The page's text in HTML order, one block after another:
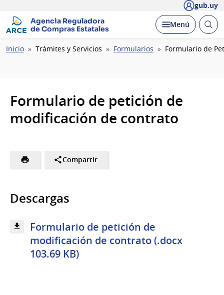
gub.uy
Agencia Reguladora
de Compras Estatales
Desplegar
Menú Abrir
Ruta
Inicio Trámites y Servicios Formularios Formulario de
Formulario de petición de
modificación de contrato
Compartir
Descargas
Formulario de petición de
modificación de contrato (.docx
103.69 KB)